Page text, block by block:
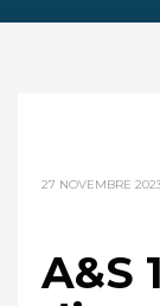
27 NOVEMBRE
A&S